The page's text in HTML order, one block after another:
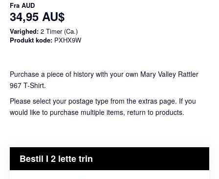
Fra AUD
34,95 AU$
Varighed: 2 Timer (Ca.)
Produkt kode: PXHX9W
Purchase a piece of history with your own Mary Valley Rattler
967 T-Shirt.
Please select your postage type from the extras page. If you
would like to purchase multiple items, return to products.
Bestil I 2 lette trin